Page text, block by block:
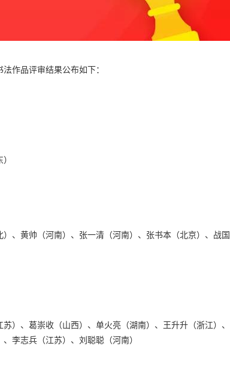
作品评审结果公布如下：
、黄帅（河南）、张一清（河南）、张书本（北京）、战国
）、葛崇收（山西）、单火亮（湖南）、王升升（浙江）、
李志兵（江苏）、刘聪聪（河南）